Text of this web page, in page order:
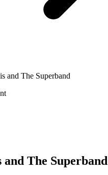
and The Superband
and The Superband